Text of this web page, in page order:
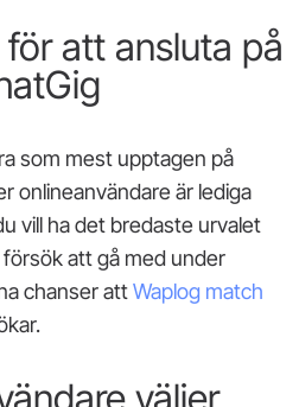
att ansluta på
som mest upptagen på
onlineanvändare är lediga
vill ha det bredaste urvalet
att gå med under
chanser attWaplog match